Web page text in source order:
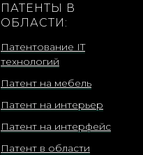
ПАТЕНТЫ В
ОБЛАСТИ:
Патентование IT
технологий
Патент на мебель
Патент на интерьер
Патент на интерфейс
Патент в области